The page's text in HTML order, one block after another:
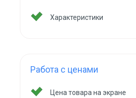
Характеристики
Работа с ценами
Цена товара на экране